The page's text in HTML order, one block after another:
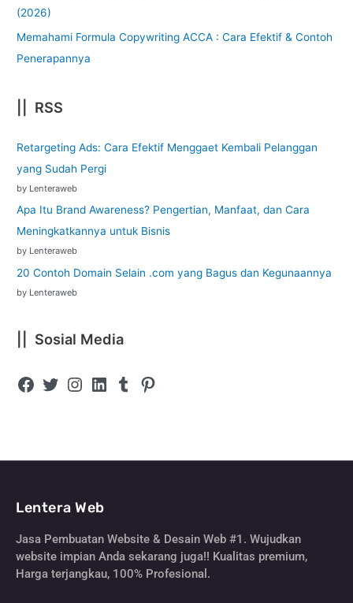
(2026)
Memahami Formula Copywriting ACCA : Cara Efektif & Contoh
Penerapannya
|| RSS
Retargeting Ads: Cara Efektif Menggaet Kembali Pelanggan
yang Sudah Pergi
by Lenteraweb
Apa Itu Brand Awareness? Pengertian, Manfaat, dan Cara
Meningkatkannya untuk Bisnis
by Lenteraweb
20 Contoh Domain Selain .com yang Bagus dan Kegunaannya
by Lenteraweb
|| Sosial Media
Lentera Web
Jasa Pembuatan Website & Desain Web #1. Wujudkan
website impian Anda sekarang juga!! Kualitas premium,
Harga terjangkau, 100% Profesional.